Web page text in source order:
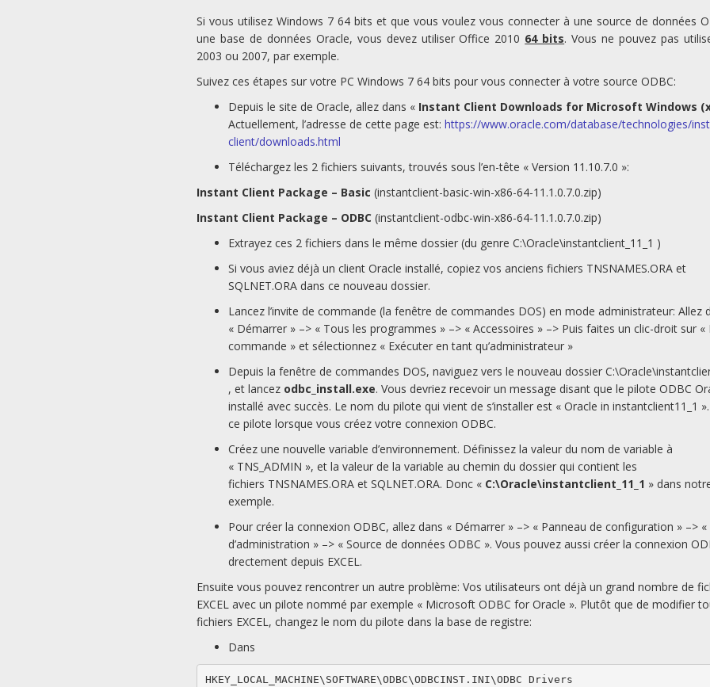
Si vous utilisez Windows 7 64 bits et que vous voulez vous connecter à une source de données
une base de données Oracle, vous devez utiliser Office 2010 64 bits. Vous ne pouvez pas
2003 ou 2007, par exemple.
Suivez ces étapes sur votre PC Windows 7 64 bits pour vous connecter à votre source ODBC:
Depuis le site de Oracle, allez dans « Instant Client Downloads for Microsoft Windows
Actuellement, l’adresse de cette page est:https://www.oracle.com/database/technologies/
client/downloads.html
Téléchargez les 2 fichiers suivants, trouvés sous l’en-tête « Version 11.10.7.0 »:
Instant Client Package – Basic (instantclient-basic-win-x86-64-11.1.0.7.0.zip)
Instant Client Package – ODBC (instantclient-odbc-win-x86-64-11.1.0.7.0.zip)
Extrayez ces 2 fichiers dans le même dossier (du genre C:\Oracle\instantclient_11_1 )
Si vous aviez déjà un client Oracle installé, copiez vos anciens fichiers TNSNAMES.ORA et
SQLNET.ORA dans ce nouveau dossier.
Lancez l’invite de commande (la fenêtre de commandes DOS) en mode administrateur: Allez
« Démarrer » –> « Tous les programmes » –> « Accessoires » –> Puis faites un clic-droit sur «
commande » et sélectionnez « Exécuter en tant qu’administrateur »
Depuis la fenêtre de commandes DOS, naviguez vers le nouveau dossier
, et lancez odbc_install.exe. Vous devriez recevoir un message disant que le pilote ODBC
installé avec succès. Le nom du pilote qui vient de s’installer est « Oracle in instantclient11_1
ce pilote lorsque vous créez votre connexion ODBC.
Créez une nouvelle variable d’environnement. Définissez la valeur du nom de variable à
« TNS_ADMIN », et la valeur de la variable au chemin du dossier qui contient les
fichiers TNSNAMES.ORA et SQLNET.ORA. Donc « C:\Oracle\instantclient_11_1 » dans
exemple.
Pour créer la connexion ODBC, allez dans « Démarrer » –> « Panneau de configuration » –> «
d’administration » –> « Source de données ODBC ». Vous pouvez aussi créer la connexion
drectement depuis EXCEL.
Ensuite vous pouvez rencontrer un autre problème: Vos utilisateurs ont déjà un grand nombre de
EXCEL avec un pilote nommé par exemple « Microsoft ODBC for Oracle ». Plutôt que de modifier
fichiers EXCEL, changez le nom du pilote dans la base de registre:
Dans
HKEY_LOCAL_MACHINE\SOFTWARE\ODBC\ODBCINST.INI\ODBC Drivers